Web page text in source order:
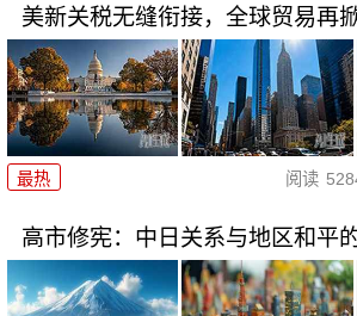
美新关税无缝衔接，全球贸易再
最热 阅读
高市修宪：中日关系与地区和平